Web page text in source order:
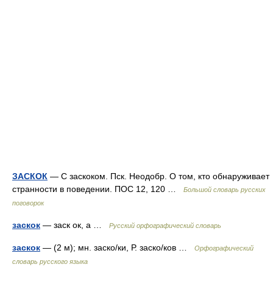
ЗАСКОК — С заскоком. Пск. Неодобр. О том, кто обнаруживает
странности в поведении. ПОС 12, 120 …
Большой словарь русских
поговорок
заскок — заск ок, а … Русский орфографический словарь
заскок — (2 м); мн. заско/ки, Р. заско/ков …
Орфографический
словарь русского языка